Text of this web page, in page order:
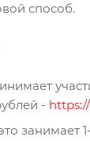
способ.
-
занимает